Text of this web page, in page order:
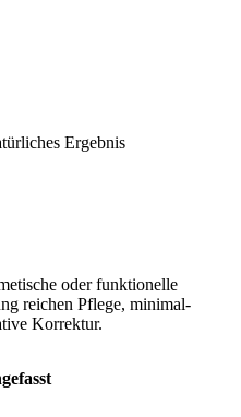
Ergebnis
oder funktionelle
reichen Pflege, minimal-
Korrektur.